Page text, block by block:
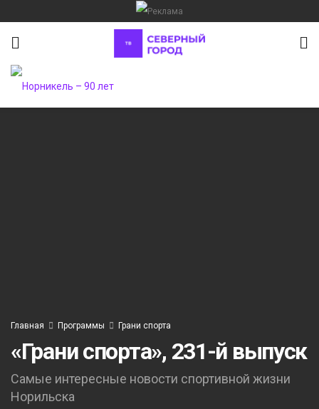
Главная Программы Грани спорта
«Грани спорта», 231-й выпуск
Самые интересные новости спортивной жизни
Норильска